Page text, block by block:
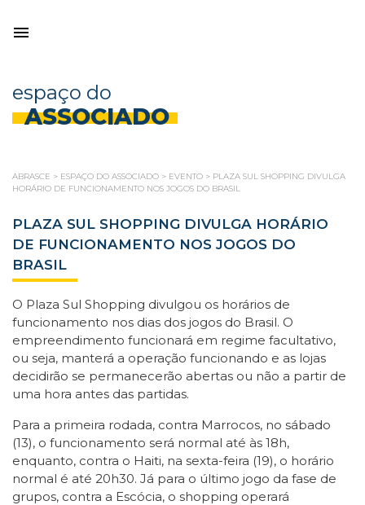
espaço do
ASSOCIADO
ABRASCE > ESPAÇO DO ASSOCIADO > EVENTO > PLAZA SUL SHOPPING DIVULGA
HORÁRIO DE FUNCIONAMENTO NOS JOGOS DO BRASIL
PLAZA SUL SHOPPING DIVULGA HORÁRIO
DE FUNCIONAMENTO NOS JOGOS DO
BRASIL
O Plaza Sul Shopping divulgou os horários de
funcionamento nos dias dos jogos do Brasil. O
empreendimento funcionará em regime facultativo,
ou seja, manterá a operação funcionando e as lojas
decidirão se permanecerão abertas ou não a partir de
uma hora antes das partidas.
Para a primeira rodada, contra Marrocos, no sábado
(13), o funcionamento será normal até às 18h,
enquanto, contra o Haiti, na sexta-feira (19), o horário
normal é até 20h30. Já para o último jogo da fase de
grupos, contra a Escócia, o shopping operará